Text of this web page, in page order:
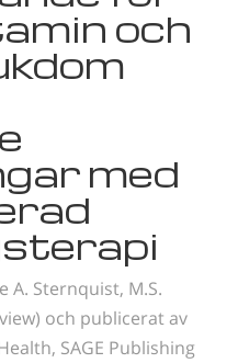
Nepali
Arabiska
och
med
A. Sternquist, M.S.
och publicerat av
SAGE Publishing